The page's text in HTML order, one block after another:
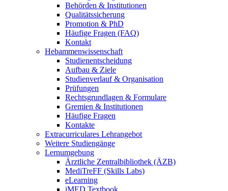
Behörden & Institutionen
Qualitätssicherung
Promotion & PhD
Häufige Fragen (FAQ)
Kontakt
Hebammenwissenschaft
Studienentscheidung
Aufbau & Ziele
Studienverlauf & Organisation
Prüfungen
Rechtsgrundlagen & Formulare
Gremien & Institutionen
Häufige Fragen
Kontakte
Extracurriculares Lehrangebot
Weitere Studiengänge
Lernumgebung
Ärztliche Zentralbibliothek (ÄZB)
MediTreFF (Skills Labs)
eLearning
iMED Textbook